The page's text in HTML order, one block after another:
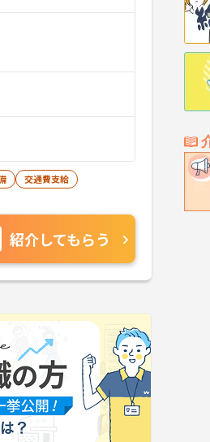
交通費支給
紹介してもらう